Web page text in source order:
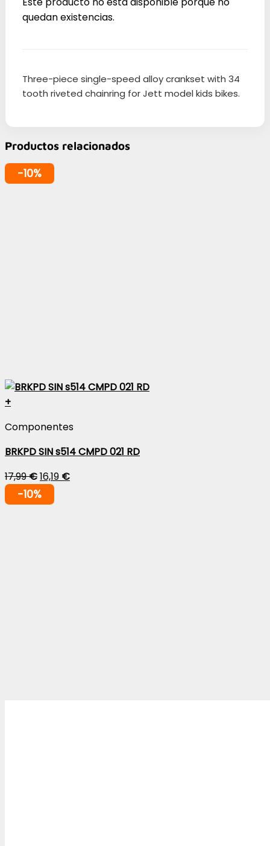
quedan existencias.
Three-piece single-speed alloy crankset with 34
tooth riveted chainring for Jett model kids bikes.
Productos relacionados
-10%
+
Componentes
BRKPD SIN s514 CMPD 021 RD
17,99€16,19 €
-10%